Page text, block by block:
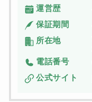
運営歴
保証期間
所在地
電話番号
公式サイト